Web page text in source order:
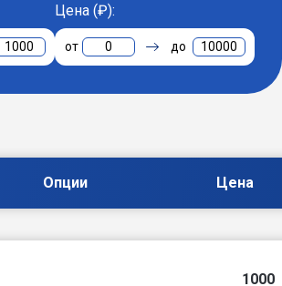
1000
Цена (₽):
0 10000
Опции Цена
1000